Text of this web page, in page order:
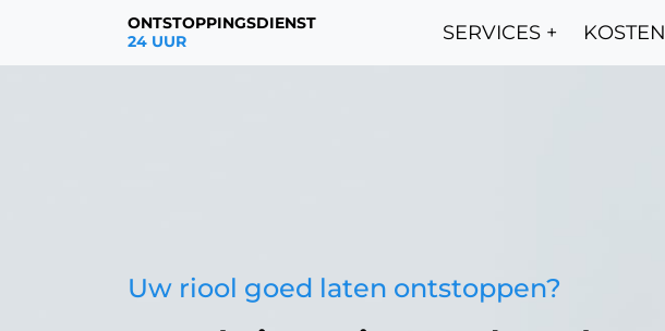
ONTSTOPPINGSDIENST
24 UUR
SERVICES + KOSTEN
Uw riool goed laten ontstoppen?